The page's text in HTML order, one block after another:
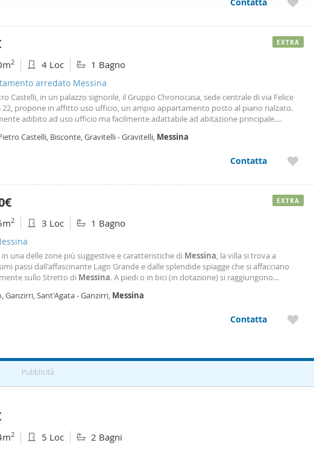
Condividiamo inoltre informazioni sul modo in cui utilizza il nostro sito
di analisi dei dati web, pubblicità e social media, i quali potrebbero
che ha fornito loro o che hanno raccolto dal suo utilizzo dei loro
2 4 Loc 1 Bagno
arredato Messina
Castelli, in un palazzo signorile, il Gruppo Chronocasa, sede centrale di via Felice
22, propone in affitto uso ufficio, un ampio appartamento posto al piano rialzato.
adibito ad uso ufficio ma facilmente adattabile ad abitazione principale.
e un bagno. Classe energetica g.
Castelli, Bisconte, Gravitelli - Gravitelli, Messina
Contatta
EXTRA
2 3 Loc 1 Bagno
una delle zone più suggestive e caratteristiche di Messina, la villa si trova a
passi dall'affascinante Lago Grande e dalle splendide spiagge che si affacciano
sullo Stretto di Messina. A piedi o in bici (in dotazione) si raggiungono
i tipici ristoranti di
Ganzirri, Sant'Agata - Ganzirri, Messina
Contatta
EXTRA
Pubblicità
2 5 Loc 2 Bagni